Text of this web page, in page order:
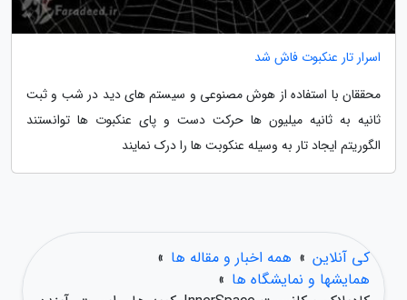
اسرار تار عنکبوت فاش شد
محققان با استفاده از هوش مصنوعی و سیستم های دید در شب و ثبت
ثانیه به ثانیه میلیون ها حرکت دست و پای عنکبوت ها توانستند
الگوریتم ایجاد تار به وسیله عنکوبت ها را درک نمایند
کی آنلاین » همه اخبار و مقاله ها »
همایشها و نمایشگاه ها »